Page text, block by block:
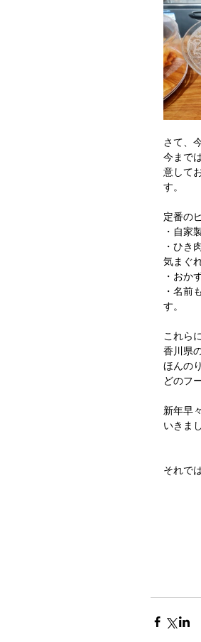
さて、
今まで
意して
す。
定番の
・自家
・ひき
気まぐ
・おか
・名前
す。
これら
香川県
ほんの
どのフ
新年早
いきま
それで